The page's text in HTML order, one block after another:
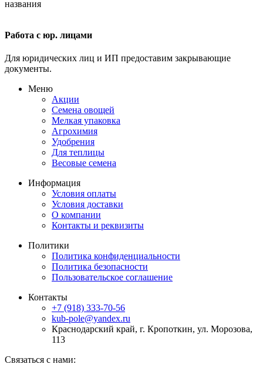
Работа с юр. лицами
Для юридических лиц и ИП предоставим закрывающие
документы.
Меню
Акции
Семена овощей
Мелкая упаковка
Агрохимия
Удобрения
Для теплицы
Весовые семена
Информация
Условия оплаты
Условия доставки
О компании
Контакты и реквизиты
Политики
Политика конфиденциальности
Политика безопасности
Пользовательское соглашение
Контакты
+7 (918) 333-70-56
kub-pole@yandex.ru
Краснодарский край, г. Кропоткин, ул. Морозова,
113
Связаться с нами: